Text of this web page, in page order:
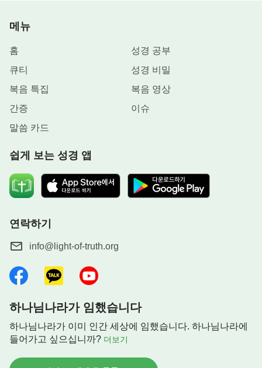
메뉴
홈
성경 공부
큐티
성경 비밀
복음 특집
복음 영상
간증
이슈
말씀 카드
쉽게 보는 성경 앱
연락하기
info@light-of-truth.org
하나님나라가 임했습니다
하나님나라가 이미 인간 세상에 임했습니다. 하나님나라에
들어가고 싶으십니까? 더보기